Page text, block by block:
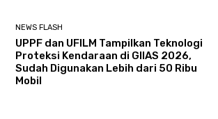
NEWS FLASH
UPPF dan UFILM Tampilkan Teknologi
Proteksi Kendaraan di GIIAS 2026,
Sudah Digunakan Lebih dari 50 Ribu
Mobil